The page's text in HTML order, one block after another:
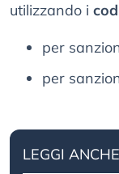
utilizzando i
per
per
LEGGI ANCHE